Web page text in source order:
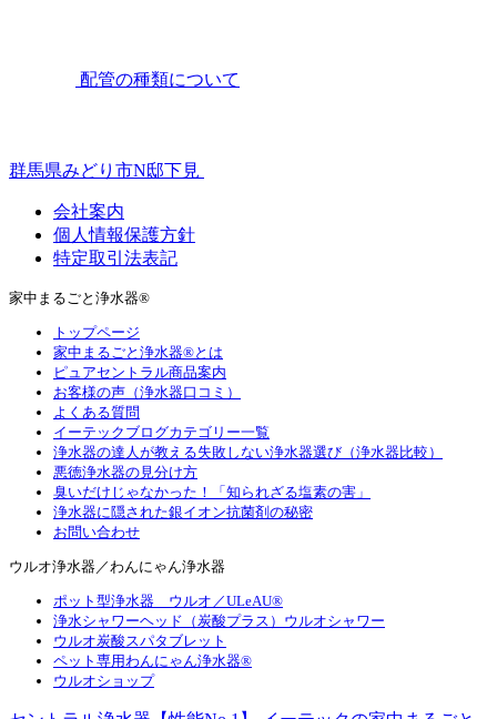
配管の種類について
群馬県みどり市N邸下見
会社案内
個人情報保護方針
特定取引法表記
家中まるごと浄水器®
トップページ
家中まるごと浄水器®とは
ピュアセントラル商品案内
お客様の声（浄水器口コミ）
よくある質問
イーテックブログカテゴリー一覧
浄水器の達人が教える失敗しない浄水器選び（浄水器比較）
悪徳浄水器の見分け方
臭いだけじゃなかった！「知られざる塩素の害」
浄水器に隠された銀イオン抗菌剤の秘密
お問い合わせ
ウルオ浄水器／わんにゃん浄水器
ポット型浄水器 ウルオ／ULeAU®
浄水シャワーヘッド（炭酸プラス）ウルオシャワー
ウルオ炭酸スパタブレット
ペット専用わんにゃん浄水器®
ウルオショップ